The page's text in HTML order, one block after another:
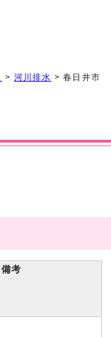
> 河川排水 > 春日井市
備考